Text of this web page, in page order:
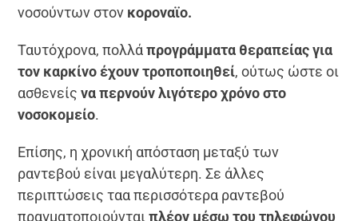
νοσούντων στον κοροναϊο.
Ταυτόχρονα, πολλάπρογράμματα θεραπείας για
τον καρκίνο έχουν τροποποιηθεί, ούτως ώστε οι
ασθενείςνα περνούν λιγότερο χρόνο στο
νοσοκομείο.
Επίσης, η χρονική απόσταση μεταξύ των
ραντεβού είναι μεγαλύτερη. Σε άλλες
περιπτώσεις ταα περισσότερα ραντεβού
πραγματοποιούνταιπλέον μέσω του τηλεφώνου